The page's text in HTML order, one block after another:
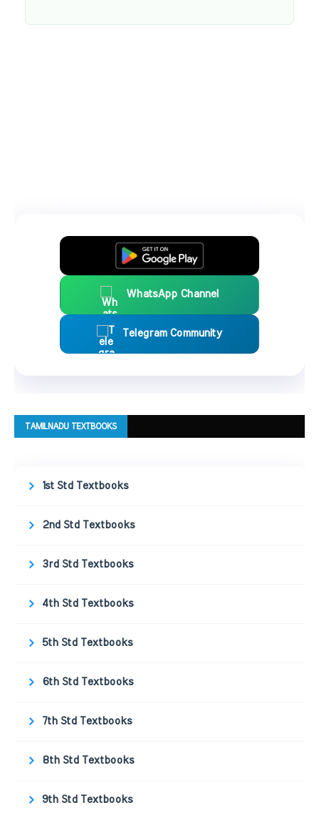
WhatsApp Channel
Telegram Community
TAMILNADU TEXTBOOKS
1st Std Textbooks
2nd Std Textbooks
3rd Std Textbooks
4th Std Textbooks
5th Std Textbooks
6th Std Textbooks
7th Std Textbooks
8th Std Textbooks
9th Std Textbooks